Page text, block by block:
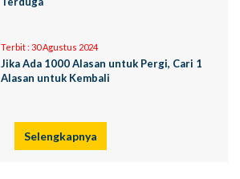
Terbit : 30 Agustus 2024
Jika Ada 1000 Alasan untuk Pergi, Cari 1
Alasan untuk Kembali
Selengkapnya